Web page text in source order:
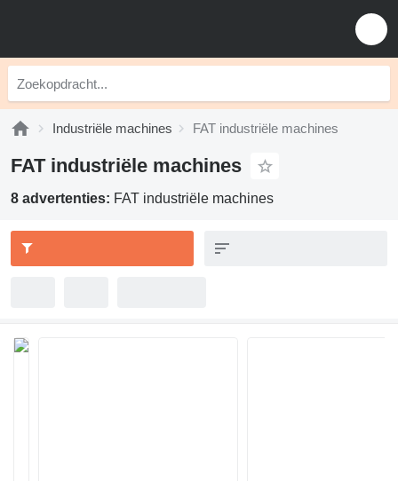
Industriële machines FAT industriële machines
FAT industriële machines
8 advertenties: FAT industriële machines